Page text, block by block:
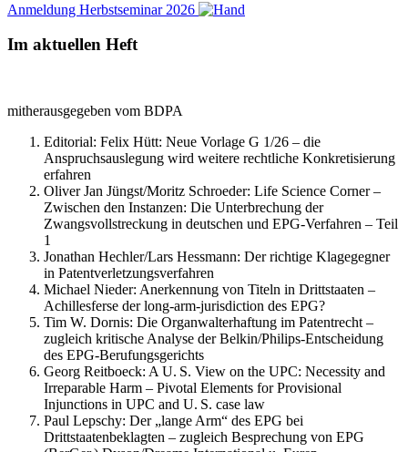
Anmeldung Herbstseminar 2026
Im aktuellen Heft
mitherausgegeben vom BDPA
Editorial: Felix Hütt: Neue Vorlage G 1/26 – die
Anspruchsauslegung wird weitere rechtliche Konkretisierung
erfahren
Oliver Jan Jüngst/Moritz Schroeder: Life Science Corner –
Zwischen den Instanzen: Die Unterbrechung der
Zwangsvollstreckung in deutschen und EPG-Verfahren – Teil
1
Jonathan Hechler/Lars Hessmann: Der richtige Klagegegner
in Patentverletzungsverfahren
Michael Nieder: Anerkennung von Titeln in Drittstaaten –
Achillesferse der long-arm-jurisdiction des EPG?
Tim W. Dornis: Die Organwalterhaftung im Patentrecht –
zugleich kritische Analyse der Belkin/Philips-Entscheidung
des EPG-Berufungsgerichts
Georg Reitboeck: A U. S. View on the UPC: Necessity and
Irreparable Harm – Pivotal Elements for Provisional
Injunctions in UPC and U. S. case law
Paul Lepschy: Der „lange Arm“ des EPG bei
Drittstaatenbeklagten – zugleich Besprechung von EPG